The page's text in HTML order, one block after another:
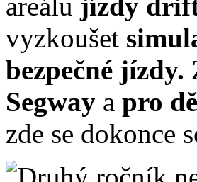
areálu jízdy
vyzkoušet
bezpečné jízdy.
Segway a pro
zde se dokonce